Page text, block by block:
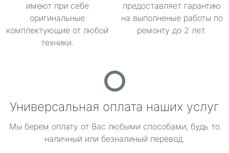
имеют при себе
оригинальные
комплектующие от любой
техники.
предоставляет гарантию
на выполненые работы по
ремонту до 2 лет.
Универсальная оплата наших услуг
Мы берем оплату от Вас любыми способами, будь то
наличный или безналиный перевод.